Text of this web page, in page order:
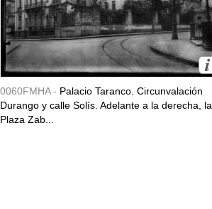
0060FMHA - Palacio Taranco. Circunvalación
Durango y calle Solís. Adelante a la derecha, la
Plaza Zab...